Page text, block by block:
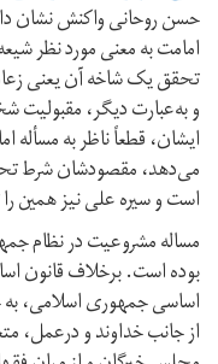
حسن روحانی واکنش نشان
امامت به معنی مورد نظر
تحقق يک شاخه آن يعنی
و به‌عبارت ديگر،
ايشان، قطعاً ناظر به
می‌دهد، مقصودشان شرط
است و سيره علی نيز همين
مساله مشروعیت در نظام
بوده است. برخلاف قانون
اساسی جمهوری اسلامی، به
از جانب خداوند و درعمل،